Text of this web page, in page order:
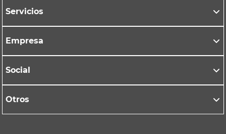
Servicios
Empresa
Social
Otros